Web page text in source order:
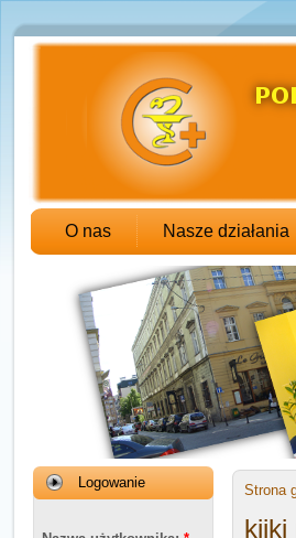
O nas Nasze działania
Logowanie Strona
kijki